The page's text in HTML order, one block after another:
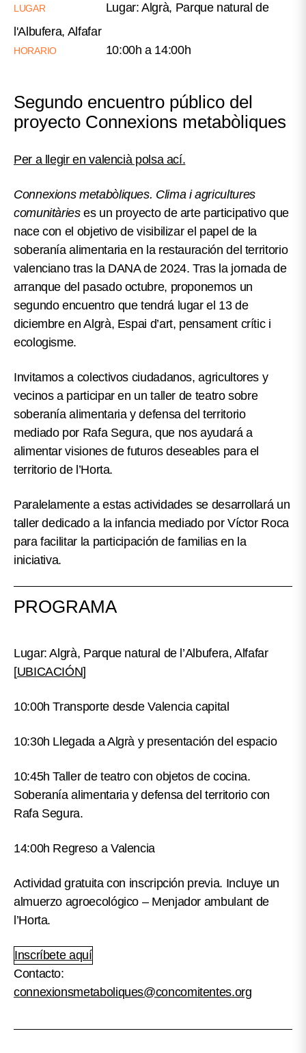
LUGAR
Lugar: Algrà, Parque natural de
l'Albufera, Alfafar
HORARIO 10:00h a 14:00h
Segundo encuentro público del
proyecto Connexions metabòliques
Per a llegir en valencià polsa ací.
Connexions metabòliques. Clima i agricultures
comunitàrieses un proyecto de arte participativo que
nace con el objetivo de visibilizar el papel de la
soberanía alimentariaen la restauración del territorio
valenciano tras la DANA de 2024. Tras la jornada de
arranque del pasado octubre, proponemos un
segundo encuentro que tendrá lugar el 13 de
diciembre en Algrà, Espai d’art, pensament crític i
ecologisme.
Invitamos a colectivos ciudadanos, agricultores y
vecinos a participar en un taller de teatro sobre
soberanía alimentaria y defensa del territorio
mediado por Rafa Segura, que nos ayudará a
alimentar visiones de futuros deseables para el
territorio de l’Horta.
Paralelamente a estas actividades se desarrollará un
taller dedicado a la infancia mediado por Víctor Roca
para facilitar la participación de familias en la
iniciativa.
PROGRAMA
Lugar: Algrà, Parque natural de l’Albufera, Alfafar
[UBICACIÓN]
10:00h Transporte desde Valencia capital
10:30h Llegada a Algrà y presentación del espacio
10:45h Taller de teatro con objetos de cocina.
Soberanía alimentaria y defensa del territorio con
Rafa Segura.
14:00h Regreso a Valencia
Actividad gratuita con inscripción previa. Incluye un
almuerzo agroecológico – Menjador ambulant de
l’Horta.
Inscríbete aquí
Contacto:
connexionsmetaboliques@concomitentes.org